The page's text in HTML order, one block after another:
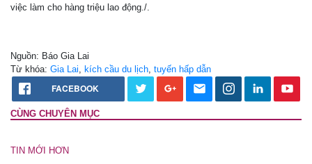
việc làm cho hàng triệu lao động./.
Nguồn: Báo Gia Lai
Từ khóa: Gia Lai kích cầu du lịch tuyến hấp dẫn
FACEBOOK
CÙNG CHUYÊN MỤC
TIN MỚI HƠN